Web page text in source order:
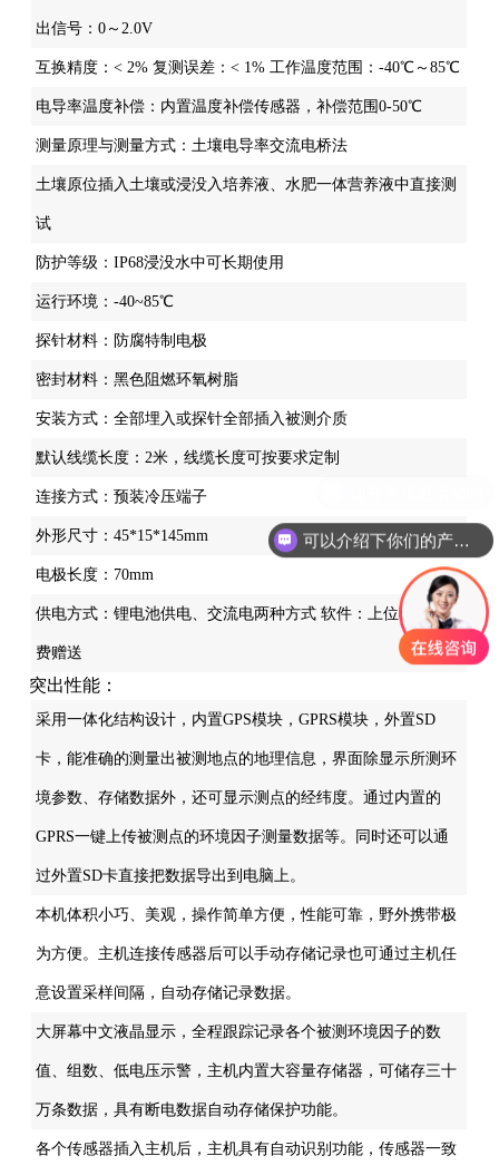
出信号：0～2.0V
互换精度：< 2% 复测误差：< 1% 工作温度范围：-40℃～85℃
电导率温度补偿：内置温度补偿传感器，补偿范围0-50℃
测量原理与测量方式：土壤电导率交流电桥法
土壤原位插入土壤或浸没入培养液、水肥一体营养液中直接测
试
防护等级：IP68浸没水中可长期使用
运行环境：-40~85℃
探针材料：防腐特制电极
密封材料：黑色阻燃环氧树脂
安装方式：全部埋入或探针全部插入被测介质
默认线缆长度：2米，线缆长度可按要求定制
连接方式：预装冷压端子
外形尺寸：45*15*145mm
电极长度：70mm
供电方式：锂电池供电、交流电两种方式 软件：上位机软件免
费赠送
突出性能：
采用一体化结构设计，内置GPS模块，GPRS模块，外置SD
卡，能准确的测量出被测地点的地理信息，界面除显示所测环
境参数、存储数据外，还可显示测点的经纬度。通过内置的
GPRS一键上传被测点的环境因子测量数据等。同时还可以通
过外置SD卡直接把数据导出到电脑上。
本机体积小巧、美观，操作简单方便，性能可靠，野外携带极
为方便。主机连接传感器后可以手动存储记录也可通过主机任
意设置采样间隔，自动存储记录数据。
大屏幕中文液晶显示，全程跟踪记录各个被测环境因子的数
值、组数、低电压示警，主机内置大容量存储器，可储存三十
万条数据，具有断电数据自动存储保护功能。
各个传感器插入主机后，主机具有自动识别功能，传感器一致
可以介绍下你们的产品么